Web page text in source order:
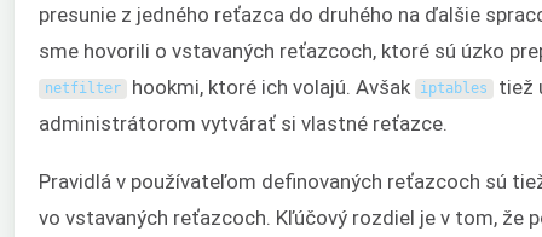
presunie z jedného reťazca do druhého na ďalšie
sme hovorili o vstavaných reťazcoch, ktoré sú úzko
netfilter hookmi, ktoré ich volajú. Avšak iptables
tiež
administrátorom vytvárať si vlastné reťazce.
Pravidlá v používateľom definovaných reťazcoch sú
vo vstavaných reťazcoch. Kľúčový rozdiel je v tom, že